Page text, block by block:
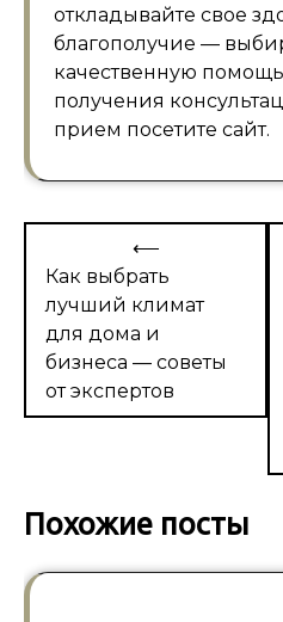
откладывайте свое
благополучие —
качественную
получения
прием посетите сайт.
Навигация
по
записям
⟵
Как выбрать
лучший климат
для дома и
бизнеса — советы
от экспертов
Похожие посты